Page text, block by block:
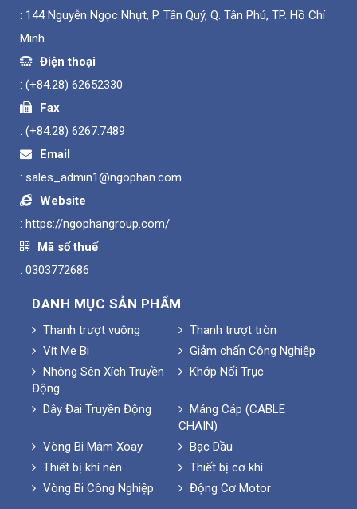
: 144 Nguyễn Ngọc Nhựt, P. Tân Quý, Q. Tân Phú, TP. Hồ Chí
Minh
Điện thoại
: (+84.28) 62652330
Fax
: (+84.28) 6267.7489
Email
: sales_admin1@ngophan.com
Website
: https://ngophangroup.com/
Mã số thuế
: 0303772686
DANH MỤC SẢN PHẨM
Thanh trượt vuông
Thanh trượt tròn
Vít Me Bi
Giảm chấn Công Nghiệp
Nhông Sên Xích Truyền
Động
Khớp Nối Trục
Dây Đai Truyền Động
Máng Cáp (CABLE
CHAIN)
Vòng Bi Mâm Xoay
Bạc Dầu
Thiết bị khí nén
Thiết bị cơ khí
Vòng Bi Công Nghiệp
Động Cơ Motor